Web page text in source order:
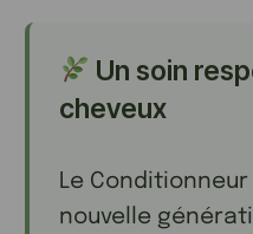
Un soin
cheveux
Le
nouvelle